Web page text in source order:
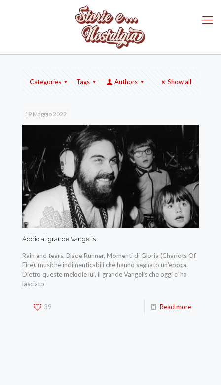
Categories Tags Authors Show all
19 Maggio 2022
Addio al grande Vangelis
Rain and tears, Blade Runner, Momenti di Gloria (Chariots Of
Fire), musiche indimenticabili che hanno segnato un'epoca.
Dietro queste melodie lui, il grande Vangelis che oggi ci ha
lasciato
39 Read more